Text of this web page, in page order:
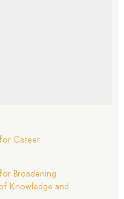
Career
Broadening
Knowledge and